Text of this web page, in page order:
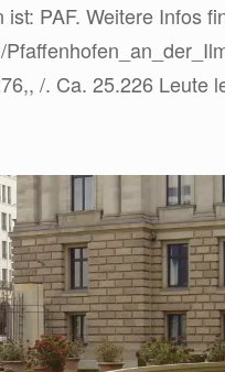
PAF. Weitere Infos
/. Ca. 25.226 Leute